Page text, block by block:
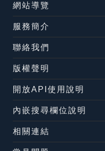
網站導覽
服務簡介
聯絡我們
版權聲明
開放API使用說明
內嵌搜尋欄位說明
相關連結